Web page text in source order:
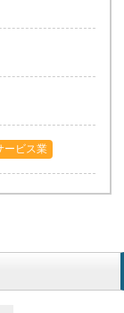
ービス業